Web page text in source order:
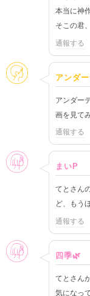
そこの君
通報する
そのほか
アンダ
アンダー
画を見て
通報する
女性
まいP
てとさん
ど、もう
通報する
女性
四季🌿
てとさん
気になっ